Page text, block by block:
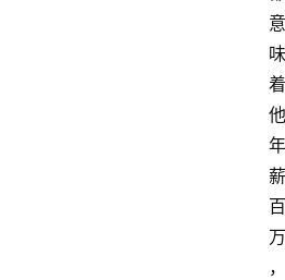
意
味
着
他
年
薪
百
万
，